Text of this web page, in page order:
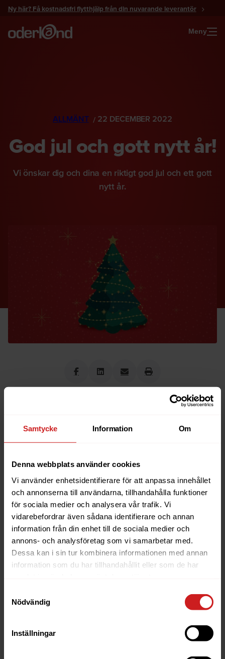
Samtycke Information Om
Denna webbplats använder cookies
Vi använder enhetsidentifierare för att anpassa innehållet
och annonserna till användarna, tillhandahålla funktioner
för sociala medier och analysera vår trafik. Vi
vidarebefordrar även sådana identifierare och annan
information från din enhet till de sociala medier och
annons- och analysföretag som vi samarbetar med.
Dessa kan i sin tur kombinera informationen med annan
information som du har tillhandahållit eller som de har
Nödvändig
Inställningar
Gå
innehåll
Ny här? Få kostnadsfri flytthjälp från din nuvarande leverantör
Meny
ALLMÄNT 22 DECEMBER 2022
God jul och gott nytt år!
Vi önskar dig och dina en riktigt god jul och ett gott
nytt år.
Med några dagar kvar till jul börjar julstämningen
infinna sig trots att det i alla fall inte här i Göteborg inte
Under helgerna har vi öppet på supporten alla dagar
utom julafton och nyårsafton. Övriga dagar har vi öppet
med något andra tider än vanligt:
19-22 december: 8 – 19
23 december: 8 – 17
Julafton, 24 december: Stängt
Juldagen, 25 december: 10 – 15
Annandag jul, 26 december: 10 – 15
Nyårsdagen, 1 januari 10 – 15
Självklart har vi också driftjour bemannad dygnet runt,